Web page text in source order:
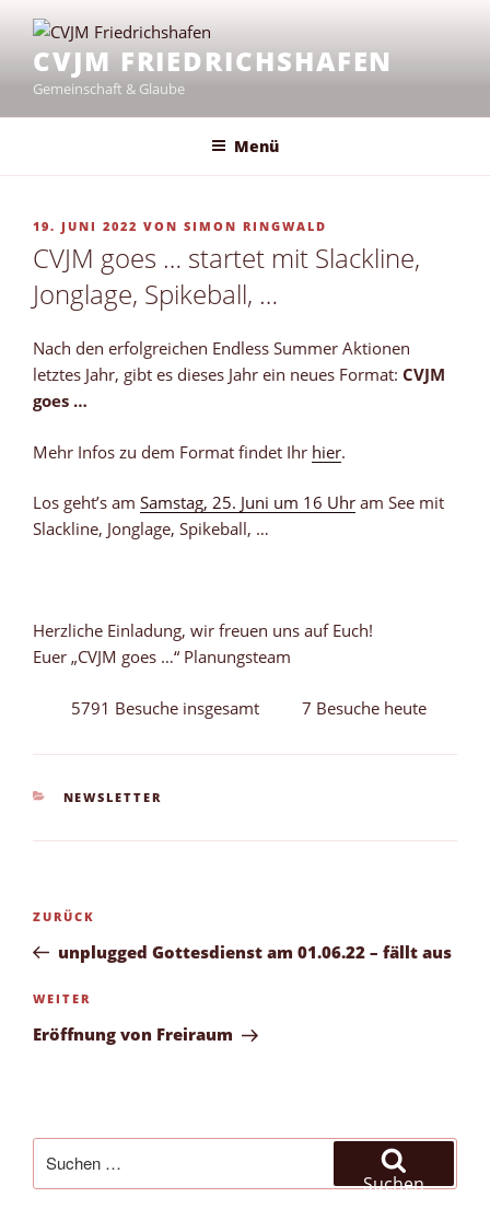
Inhalt
springenCVJM FRIEDRICHSHAFEN
Gemeinschaft & Glaube
Menü
VERÖFFENTLICHT
19. JUNI 2022 VON SIMON RINGWALD
CVJM goes … startet mit Slackline,
Jonglage, Spikeball, …
Nach den erfolgreichen Endless Summer Aktionen
letztes Jahr, gibt es dieses Jahr ein neues Format: CVJM
goes …
Mehr Infos zu dem Format findet Ihr hier.
Los geht’s am Samstag, 25. Juni um 16 Uhr am See mit
Slackline, Jonglage, Spikeball, …
Herzliche Einladung, wir freuen uns auf Euch!
Euer „CVJM goes …“ Planungsteam
5791 Besuche insgesamt 7 Besuche heute
KATEGORIEN
NEWSLETTER
Beitragsnavigation
Vorheriger
Beitrag
ZURÜCK
unplugged Gottesdienst am 01.06.22 – fällt aus
Nächster
Beitrag
WEITER
Eröffnung von Freiraum
nach:
Suchen